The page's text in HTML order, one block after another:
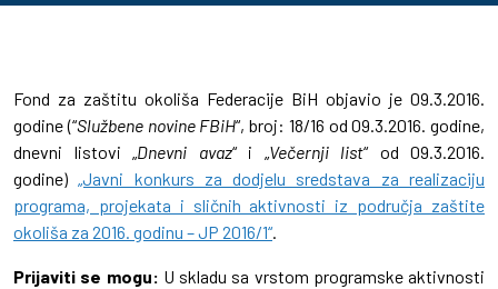
Fond za zaštitu okoliša Federacije BiH objavio je 09.3.2016.
godine (“Službene novine FBiH“, broj: 18/16 od 09.3.2016. godine,
dnevni listovi „Dnevni avaz“ i „Večernji list“ od 09.3.2016.
godine)„Javni konkurs za dodjelu sredstava za realizaciju
programa, projekata i sličnih aktivnosti iz područja zaštite
okoliša za 2016. godinu – JP 2016/1“.
Prijaviti se mogu: U skladu sa vrstom programske aktivnosti